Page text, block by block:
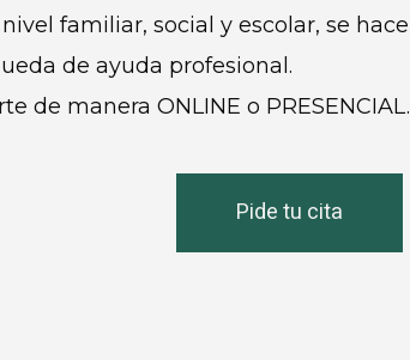
familiar, social y escolar, se hace
de ayuda profesional.
de manera ONLINE o PRESENCIAL.
Pide tu cita